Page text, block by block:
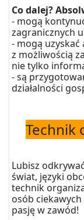
Co dalej?
- mogą
zagranicznych
- mogą uzyskać
z możliwością
nie tylko
- są
działalności
Technik
Lubisz
świat, języki
technik
osób
pasję w zawód!